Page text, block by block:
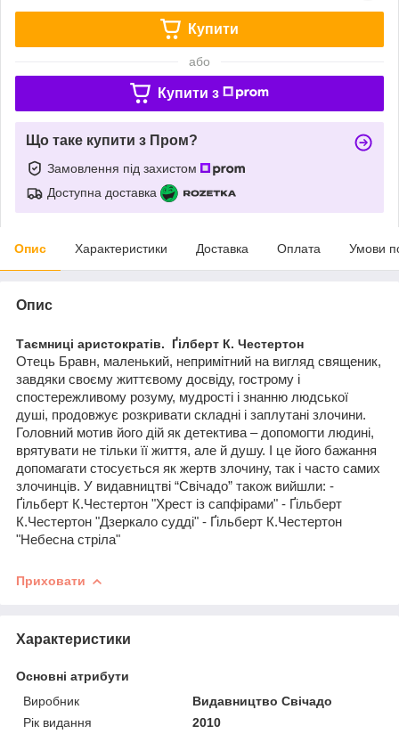
Купити
або
Купити з
Що таке купити з Пром?
Замовлення під захистом
Доступна доставка
Опис Характеристики Доставка Оплата Умови
Опис
Таємниці аристократів. Ґілберт К. Честертон
Отець Бравн, маленький, непримітний на вигляд священик,
завдяки своєму життєвому досвіду, гострому і
спостережливому розуму, мудрості і знанню людської
душі, продовжує розкривати складні і заплутані злочини.
Головний мотив його дій як детектива – допомогти людині,
врятувати не тільки її життя, але й душу. І це його бажання
допомагати стосується як жертв злочину, так і часто самих
злочинців. У видавництві “Свічадо” також вийшли: -
Ґільберт К.Честертон "Хрест із сапфірами" - Ґільберт
К.Честертон "Дзеркало судді" - Ґільберт К.Честертон
"Небесна стріла"
Приховати
Характеристики
Основні атрибути
Виробник
Видавництво Свічадо
Рік видання
2010